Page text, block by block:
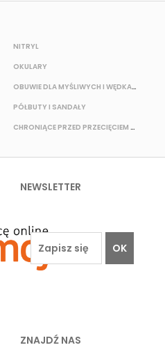
NITRYL
OKULARY
OBUWIE DLA MYŚLIWYCH I WĘDKARZY
PÓŁBUTY I SANDAŁY
CHRONIĄCE PRZED PRZECIĘCIEM I PRZEKŁUCIEM
NEWSLETTER
OK
ZNAJDŹ NAS